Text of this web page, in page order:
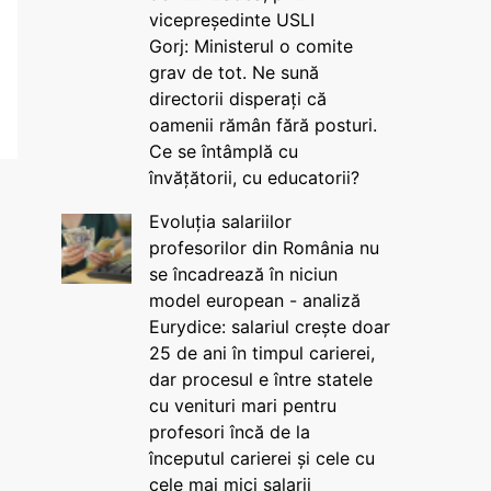
vicepreședinte USLI
Gorj: Ministerul o comite
grav de tot. Ne sună
directorii disperați că
oamenii rămân fără posturi.
Ce se întâmplă cu
învățătorii, cu educatorii?
Evoluția salariilor
profesorilor din România nu
se încadrează în niciun
model european - analiză
Eurydice: salariul crește doar
25 de ani în timpul carierei,
dar procesul e între statele
cu venituri mari pentru
profesori încă de la
începutul carierei și cele cu
cele mai mici salarii